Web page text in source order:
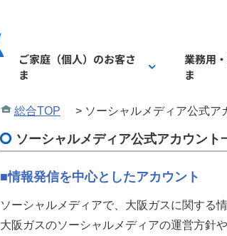
ご家庭（個人） のお客さ
ま
ご家庭（個人）のお客さま
業務用
ま
業務用・産業用のお客さま
企業情報 TOP
総合TOP > ソーシャルメディア公式ア
ソーシャルメディア公式アカウント
■情報発信を中心としたアカウント
ソーシャルメディアで、大阪ガスに関する
大阪ガスのソーシャルメディアの運営方針